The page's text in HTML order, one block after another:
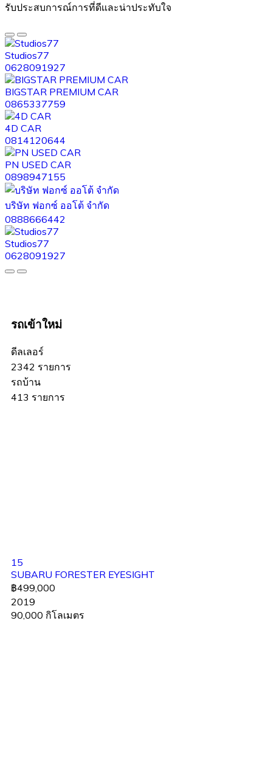
รับประสบการณ์การที่ดีและน่าประทับใจ
Studios77
0628091927
BIGSTAR PREMIUM CAR
0865337759
4D CAR
0814120644
PN USED CAR
0898947155
บริษัท ฟอกซ์ ออโต้ จำกัด
0888666442
Studios77
0628091927
รถเข้าใหม่
ดีลเลอร์
2342 รายการ
รถบ้าน
413 รายการ
15
SUBARU FORESTER EYESIGHT
฿499,000
2019
90,000 กิโลเมตร